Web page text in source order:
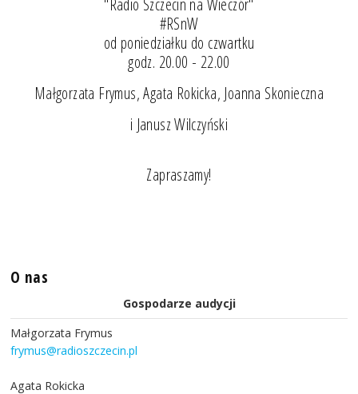
"Radio Szczecin na Wieczór"
#RSnW
od poniedziałku do czwartku
godz. 20.00 - 22.00
Małgorzata Frymus, Agata Rokicka, Joanna Skonieczna
i Janusz Wilczyński
Zapraszamy!
O nas
Gospodarze audycji
Małgorzata Frymus
frymus@radioszczecin.pl
Agata Rokicka